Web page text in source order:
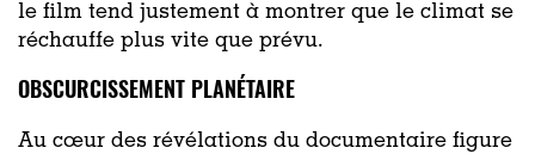
le film tend justement à montrer que le climat se
réchauffe plus vite que prévu.
OBSCURCISSEMENT PLANÉTAIRE
Au cœur des révélations du documentaire figure